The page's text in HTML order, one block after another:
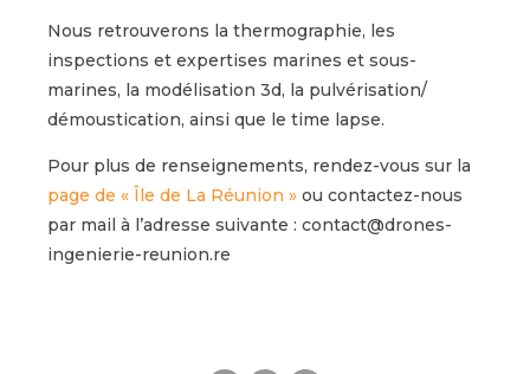
Nous retrouverons la thermographie, les
inspections et expertises marines et sous-
marines, la modélisation 3d, la pulvérisation/
démoustication, ainsi que le time lapse.
Pour plus de renseignements, rendez-vous sur la
page de « Île de La Réunion » ou contactez-nous
par mail à l’adresse suivante : contact@drones-
ingenierie-reunion.re